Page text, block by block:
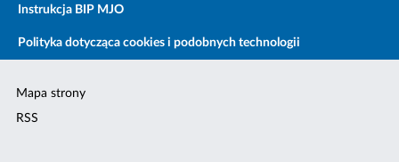
Instrukcja BIP MJO
Polityka dotycząca cookies i podobnych technologii
Mapa strony
RSS